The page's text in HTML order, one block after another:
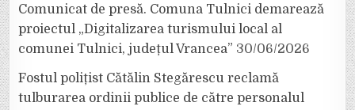
Comunicat de presă. Comuna Tulnici demarează
proiectul „Digitalizarea turismului local al
comunei Tulnici, județul Vrancea” 30/06/2026
Fostul polițist Cătălin Stegărescu reclamă
tulburarea ordinii publice de către personalul